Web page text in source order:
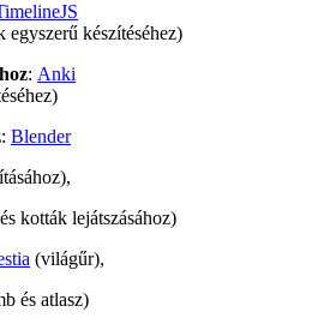
készítéséhez)
: Anki
: Blender
kották lejátszásához)
(világűr),
és atlasz)